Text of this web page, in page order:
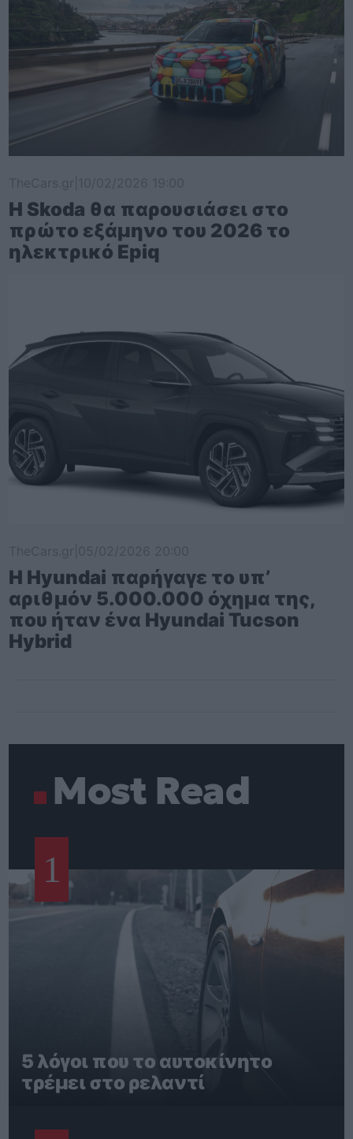
Η Skoda θα παρουσιάσει στο
πρώτο εξάμηνο του 2026 το
ηλεκτρικό Epiq
Η Hyundai παρήγαγε το υπ’
αριθμόν 5.000.000 όχημα της,
που ήταν ένα Hyundai Tucson
Hybrid
Most Read
1
5 λόγοι που το αυτοκίνητο
τρέμει στο ρελαντί